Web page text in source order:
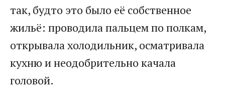
так, будто это было её собственное
жильё: проводила пальцем по полкам,
открывала холодильник, осматривала
кухню и неодобрительно качала
головой.